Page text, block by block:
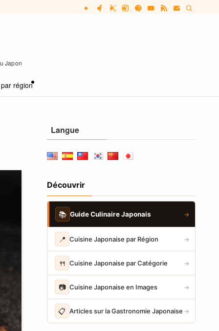
Japon
région
Langue
Découvrir
📚 Guide Culinaire Japonais →
📍 Cuisine Japonaise par Région →
🍴 Cuisine Japonaise par Catégorie →
📷 Cuisine Japonaise en Images →
📋 Articles sur la Gastronomie Japonaise →